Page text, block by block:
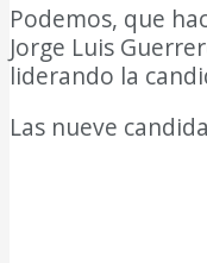
Podemos, que
Jorge Luis
liderando la
Las nueve